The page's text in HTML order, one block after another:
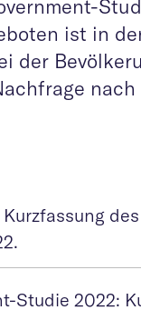
ist in
der
Studie 2022: